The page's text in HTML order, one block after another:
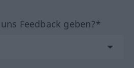
Feedback geben?*